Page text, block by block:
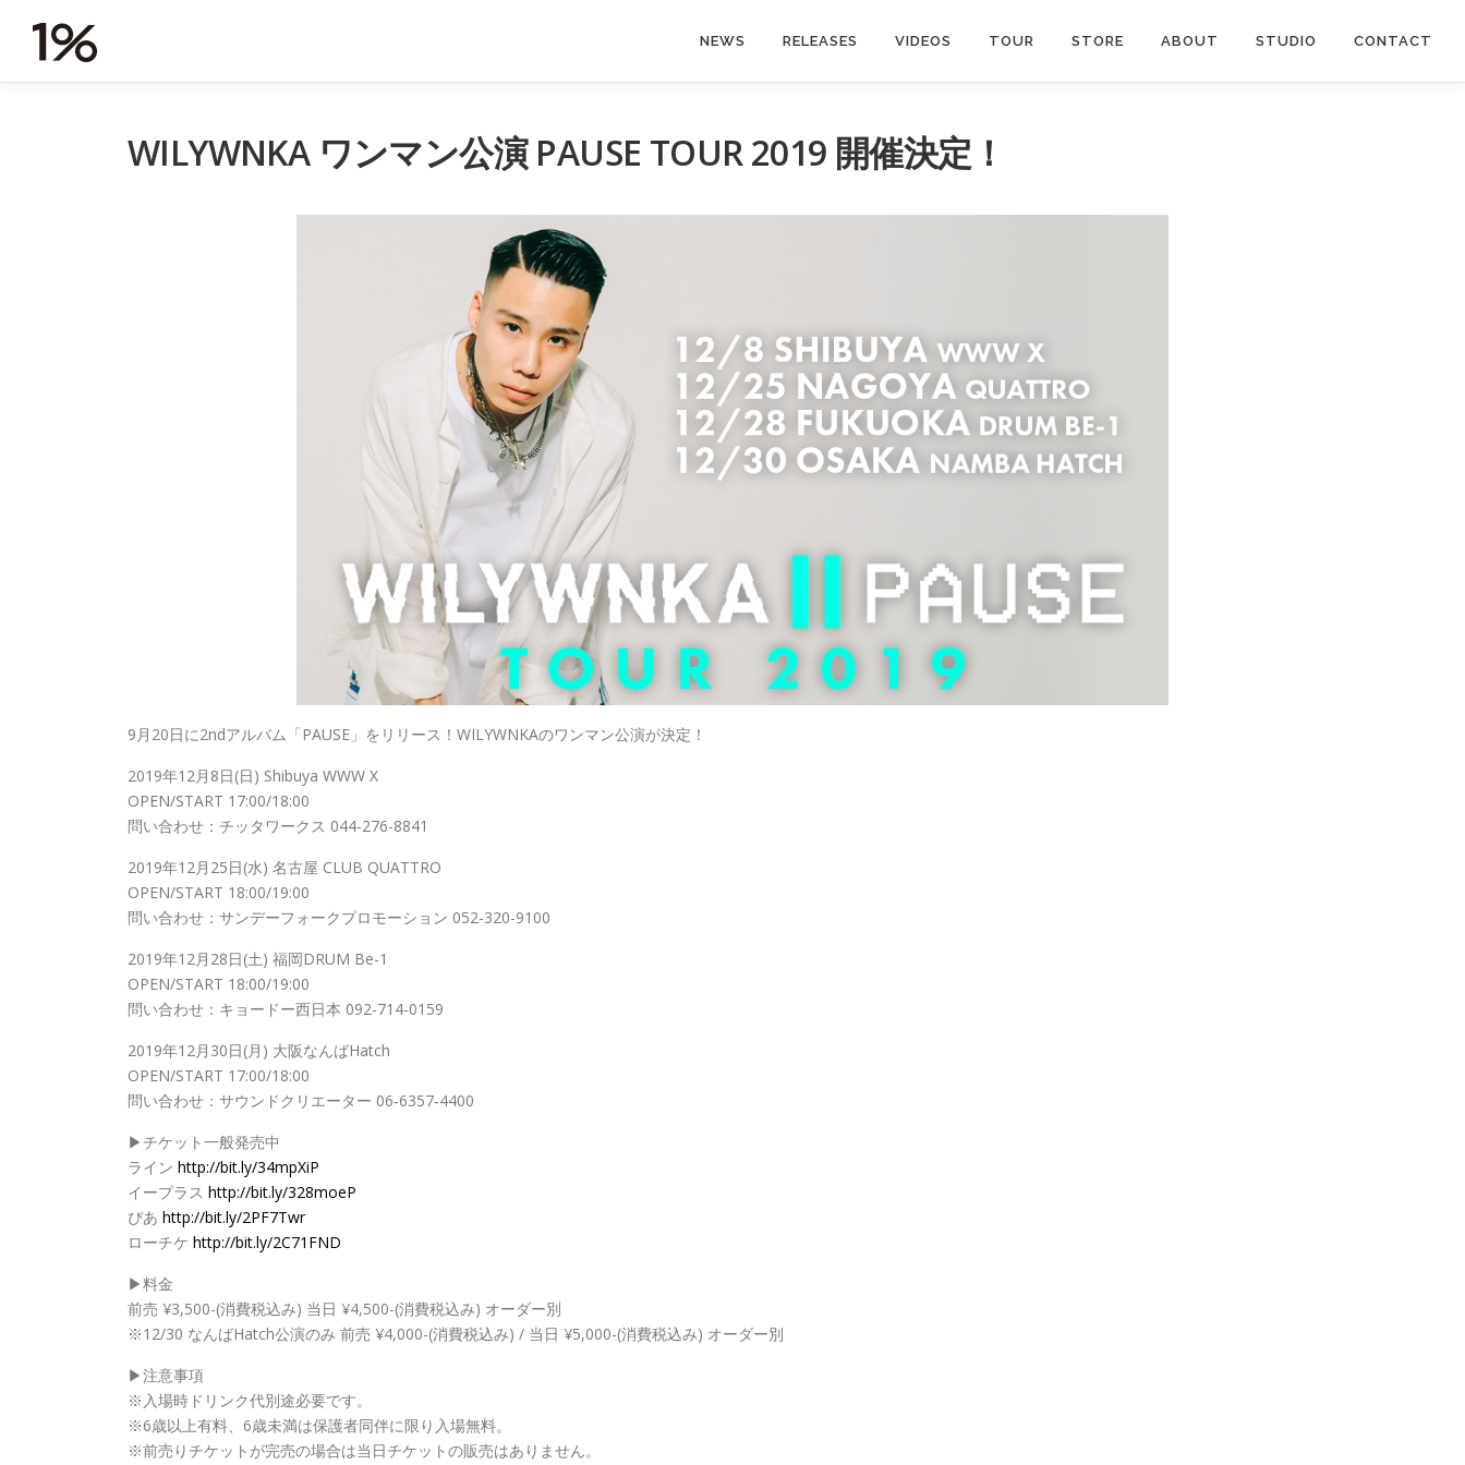
ン
NEWS RELEASES VIDEOS TOUR STORE ABOUT STUDIO CONTACT
WILYWNKA ワンマン公演 PAUSE TOUR 2019 開催決定！
9月20日に2ndアルバム「PAUSE」をリリース！WILYWNKAのワンマン公演が決定！
2019年12月8日(日) Shibuya WWW X
OPEN/START 17:00/18:00
問い合わせ：チッタワークス 044-276-8841
2019年12月25日(水) 名古屋 CLUB QUATTRO
OPEN/START 18:00/19:00
問い合わせ：サンデーフォークプロモーション 052-320-9100
2019年12月28日(土) 福岡DRUM Be-1
OPEN/START 18:00/19:00
問い合わせ：キョードー西日本 092-714-0159
2019年12月30日(月) 大阪なんばHatch
OPEN/START 17:00/18:00
問い合わせ：サウンドクリエーター 06‐6357‐4400
▶︎チケット一般発売中
ライン http://bit.ly/34mpXiP
イープラス http://bit.ly/328moeP
ぴあ http://bit.ly/2PF7Twr
ローチケ http://bit.ly/2C71FND
▶︎料金
前売 ¥3,500-(消費税込み) 当日 ¥4,500-(消費税込み) オーダー別
※12/30 なんばHatch公演のみ 前売 ¥4,000-(消費税込み) / 当日 ¥5,000-(消費税込み) オーダー別
▶︎注意事項
※入場時ドリンク代別途必要です。
※6歳以上有料、6歳未満は保護者同伴に限り入場無料。
※前売りチケットが完売の場合は当日チケットの販売はありません。